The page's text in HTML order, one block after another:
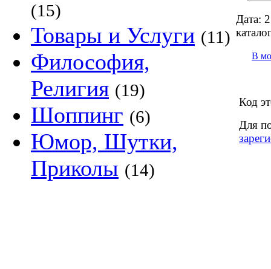
(15)
Товары и Услуги (11)
Философия,
Религия (19)
Шоппинг (6)
Юмор, Шутки,
Приколы (14)
Дата:
В
Код
Для